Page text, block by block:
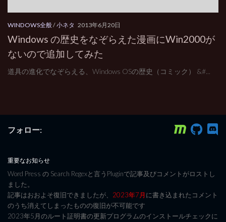
WINDOWS全般/小ネタ 2013年6月20日
Windows の歴史をなぞらえた漫画にWin2000が
ないので追加してみた
道具の進化でなぞらえる、Windows OSの歴史（コミック） &#...
フォロー:
重要なお知らせ
Word Press の Search Regexと言うPluginで記事及びコメントがロストし
ました。
記事はおおよそ復旧できましたが、 2023年7月に書き込まれたコメント
のうち消えてしまったものの復旧が不可能です
2023年5月のルート証明書の更新プログラムのインストールチェックに